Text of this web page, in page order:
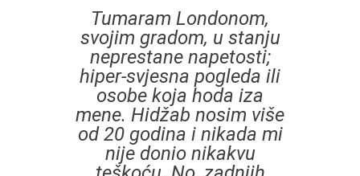
Tumaram Londonom,
svojim gradom, u stanju
neprestane napetosti;
hiper-svjesna pogleda ili
osobe koja hoda iza
mene. Hidžab nosim više
od 20 godina i nikada mi
nije donio nikakvu